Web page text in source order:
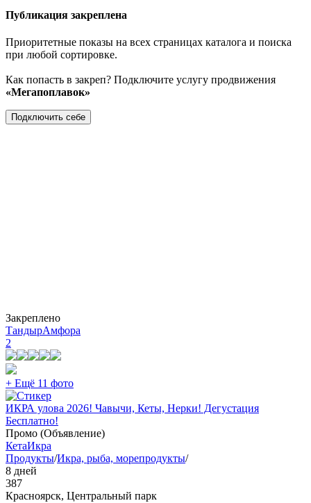
Публикация закреплена
Приоритетные показы на всех страницах каталога и поиска
при любой сортировке.
Как попасть в закреп? Подключите услугу продвижения
«Мегапоплавок»
Подключить себе
Закреплено
ТандырАмфора
2
+ Ещё 11 фото
ИКРА улова 2026! Чавычи, Кеты, Нерки! Дегустация
Бесплатно!
Промо (Объявление)
КетаИкра
Продукты/Икра, рыба, морепродукты/
8 дней
387
Красноярск, Центральный парк